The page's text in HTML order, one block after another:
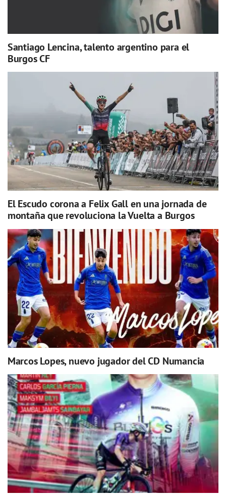
Santiago Lencina, talento argentino para el
Burgos CF
El Escudo corona a Felix Gall en una jornada de
montaña que revoluciona la Vuelta a Burgos
Marcos Lopes, nuevo jugador del CD Numancia